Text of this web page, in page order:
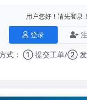
用户您好！请先登录！
登录
方式： ① 提交工单/②